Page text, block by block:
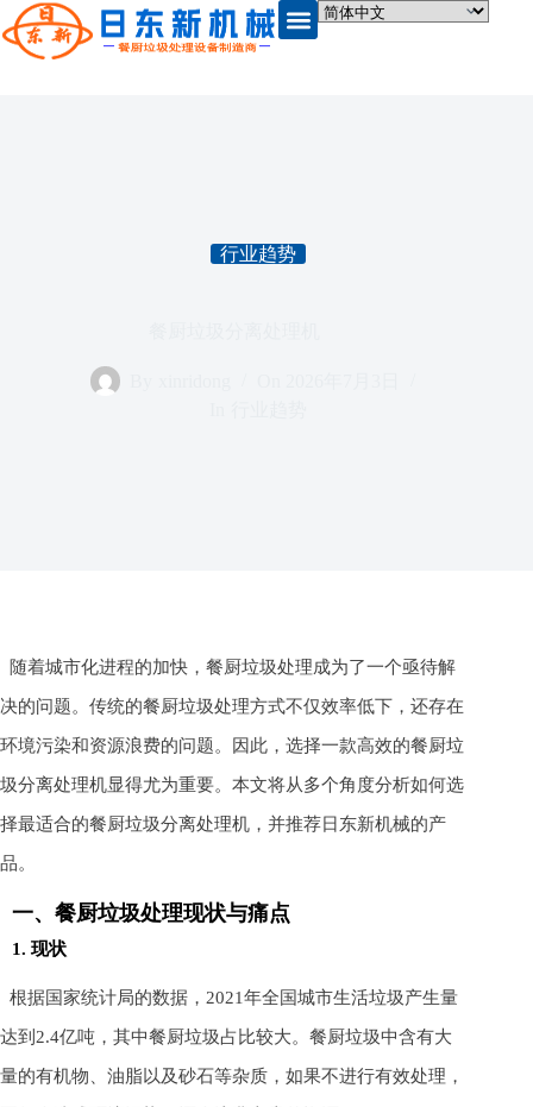
行业趋势
随着城市化进程的加快，餐厨垃圾处理成为了一个亟待解
决的问题。传统的餐厨垃圾处理方式不仅效率低下，还存在
环境污染和资源浪费的问题。因此，选择一款高效的餐厨垃
圾分离处理机显得尤为重要。本文将从多个角度分析如何选
择最适合的餐厨垃圾分离处理机，并推荐日东新机械的产
品。
一、餐厨垃圾处理现状与痛点
1. 现状
根据国家统计局的数据，2021年全国城市生活垃圾产生量
达到2.4亿吨，其中餐厨垃圾占比较大。餐厨垃圾中含有大
量的有机物、油脂以及砂石等杂质，如果不进行有效处理，